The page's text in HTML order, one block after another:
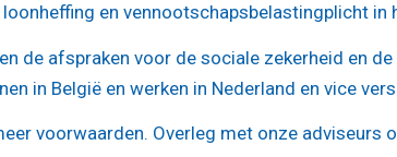
en vennootschapsbelastingplicht in
de afspraken voor de sociale zekerheid en
in België en werken in Nederland en vice
voorwaarden. Overleg met onze adviseurs